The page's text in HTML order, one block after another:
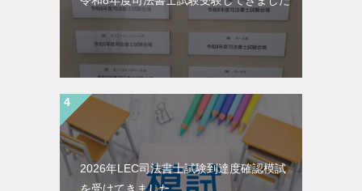
2026年LEC司法書士試験到達度確認模試